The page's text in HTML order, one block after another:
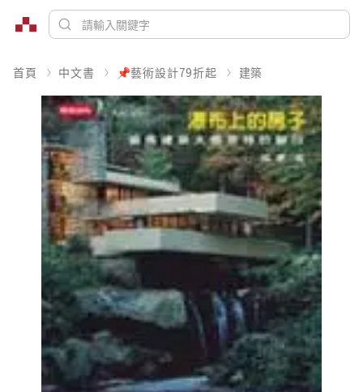
首頁 中文書 📌藝術設計79折起 建築